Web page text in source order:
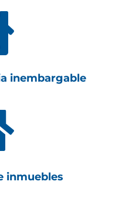
inembargable
inmuebles